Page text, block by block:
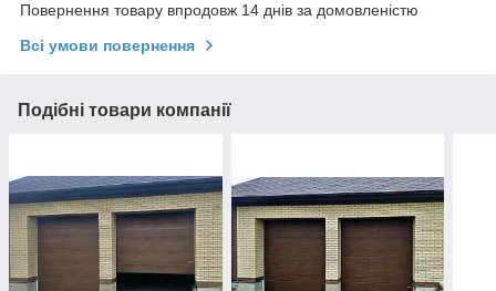
Повернення товару впродовж 14 днів за домовленістю
Всі умови повернення
Подібні товари компанії